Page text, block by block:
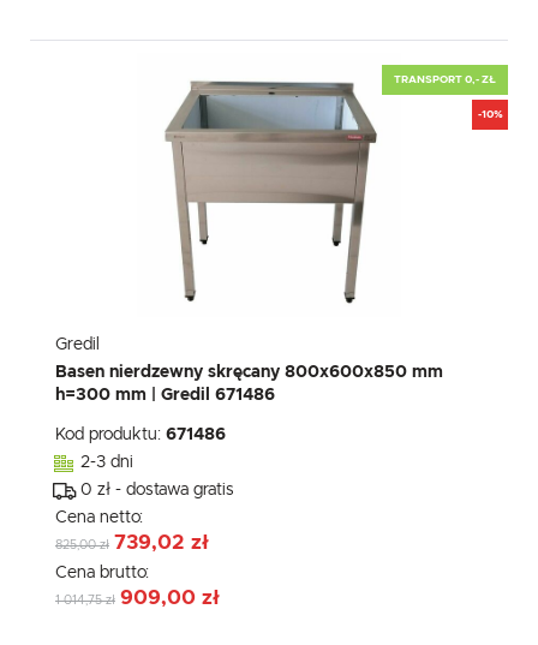
TRANSPORT 0,- ZŁ
-10%
Gredil
Basen nierdzewny skręcany 800x600x850 mm
h=300 mm | Gredil 671486
Kod produktu: 671486
2-3 dni
0 zł - dostawa gratis
Cena netto:
825,00 zł 739,02 zł
Cena brutto:
1 014,75 zł 909,00 zł